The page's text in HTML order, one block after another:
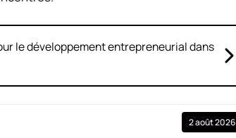
le développement entrepreneurial dans
2 août 2026